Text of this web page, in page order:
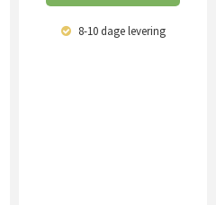
8-10 dagelevering